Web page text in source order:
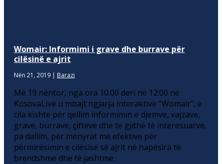
Womair: Informimi i grave dhe burrave për
cilësinë e ajrit
Nën 21, 2019 | Barazi
Më 19 nëntor, nga ora 10:00 deri në 12:00 në
KosovaLive u mbajt ngjarja interaktive “Womair”, e
cila kishte për qëllim informimin e djemve, vajzave,
grave, burrave, çifteve dhe të gjithë të interesuarve,
pa dallim, për mënyrat më efektive për
përmirësimin e cilësisë së ajrit në hapësira të
brendshme dhe të jashtme.